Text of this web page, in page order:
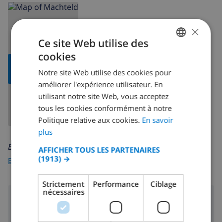
deuxième aéroport le plus proche: Valencia ( > 100
kilomètres de la maison)
demander si les animaux domestiques sont admis
Caractéristiques et services inclus dans le prix de
location de la maison
internet (WiFi)
literie et serviettes
service de réception et assistance téléphonique
24h/24
air conditioning (1 chambre climatisée)
Divertissement et activités de loisirs pour les vacances
à Calpe, sur la Costa Blanca
bar (dans un rayon de 1000 mètres de la maison)
AFFICHER LA
CARTE
En savoir plus sur:
Espagne >Costa Blanca
Région
DUTCH
SPANISH
GERMAN
DANISH
×
Ce site Web utilise des
cookies
Notre site Web utilise des cookies pour
améliorer l'expérience utilisateur. En
utilisant notre site Web, vous acceptez
tous les cookies conformément à notre
Politique relative aux cookies. En savoir
plus
AFFICHER TOUS LES PARTENAIRES
(1913) →
Strictement
nécessaires
Performance Ciblage